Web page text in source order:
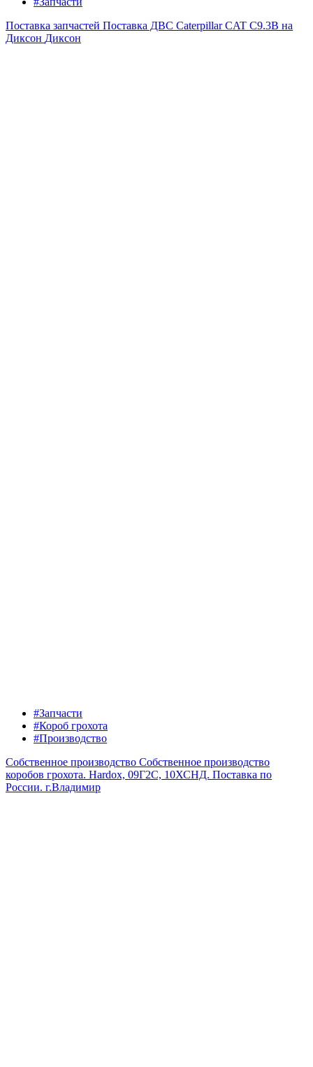
Поставка запчастей Поставка ДВС Caterpillar CAT C9.3B на
Диксон Диксон
#Запчасти
#Короб грохота
#Производство
Собственное производство Собственное производство
коробов грохота. Hardox, 09Г2С, 10ХСНД. Поставка по
России. г.Владимир